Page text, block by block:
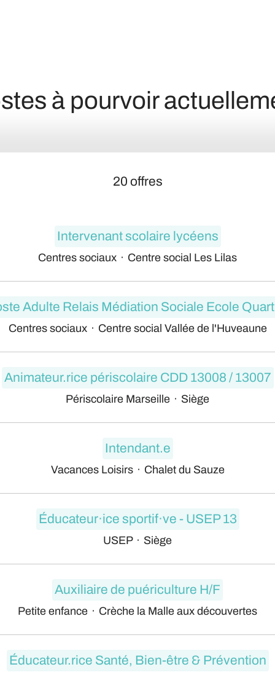
à pourvoir
20 offres
Intervenant scolaire lycéens
Centres sociaux · Centre social Les Lilas
Adulte Relais Médiation Sociale Ecole
Centres sociaux · Centre social Vallée de l'Huveaune
Animateur.rice périscolaire CDD 13008 / 13007
Périscolaire Marseille · Siège
Intendant.e
Vacances Loisirs · Chalet du Sauze
Éducateur·ice sportif·ve - USEP 13
USEP · Siège
Auxiliaire de puériculture H/F
Petite enfance · Crèche la Malle aux découvertes
Éducateur.rice Santé, Bien-être & Prévention